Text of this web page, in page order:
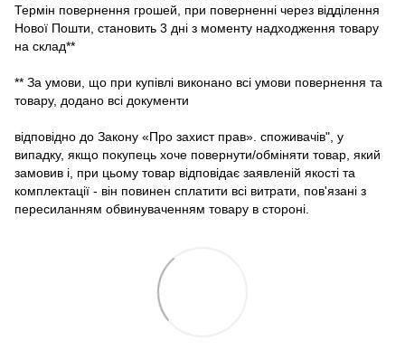
Термін повернення грошей, при поверненні через відділення
Нової Пошти, становить 3 дні з моменту надходження товару
на склад**
** За умови, що при купівлі виконано всі умови повернення та
товару, додано всі документи
відповідно до Закону «Про захист прав». споживачів", у
випадку, якщо покупець хоче повернути/обміняти товар, який
замовив і, при цьому товар відповідає заявленій якості та
комплектації - він повинен сплатити всі витрати, пов'язані з
пересиланням обвинуваченням товару в стороні.